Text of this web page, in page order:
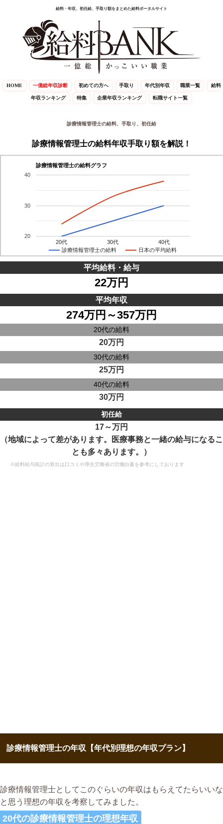
給料・年収、初任給、手取り額をまとめた給料ポータルサイト
HOME 一億総年収診断 初めての方へ 手取り 年代別年収 職業一覧 給料
年収ランキング 特集 企業年収ランキング 転職サイト一覧
診療情報管理士の給料、手取り、初任給
診療情報管理士の給料年収手取り額を解説！
診療情報管理士の給料グラフ
診療情報管理士の給料 日本の平均給料
20代 30代 40代
20
30
40
平均給料・給与
22万円
平均年収
274万円～357万円
20代の給料
20万円
30代の給料
25万円
40代の給料
30万円
初任給
17～万円
（地域によって差があります。医療事務と一緒の給与になるこ
とも多々あります。）
※給料給与統計の算出は口コミや厚生労働省の労働白書を参考にしております
診療情報管理士の年収【年代別理想の年収プラン】
診療情報管理士としてこのぐらいの年収はもらえてたらいいな
と思う理想の年収を考察してみました。
20代の診療情報管理士の理想年収